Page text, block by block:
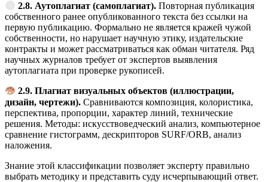
2.8. Аутоплагиат (самоплагиат). Повторная публикация
собственного ранее опубликованного текста без ссылки на
первую публикацию. Формально не является кражей чужой
собственности, но нарушает научную этику, издательские
контракты и может рассматриваться как обман читателя. Ряд
научных журналов требует от экспертов выявления
аутоплагиата при проверке рукописей.
2.9. Плагиат визуальных объектов (иллюстрации,
дизайн, чертежи). Сравниваются композиция, колористика,
перспектива, пропорции, характер линий, технические
решения. Методы: искусствоведческий анализ, компьютерное
сравнение гистограмм, дескрипторов SURF/ORB, анализ
наложения.
Знание этой классификации позволяет эксперту правильно
выбрать методику и представить суду исчерпывающий ответ.